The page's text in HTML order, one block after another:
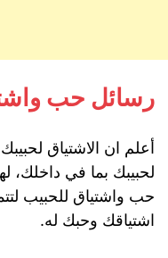
رسائل حب
أعلم ان الاشتياق
لحبيبك بما في داخلك،
حب واشتياق للحبيب
اشتياقك وحبك له.